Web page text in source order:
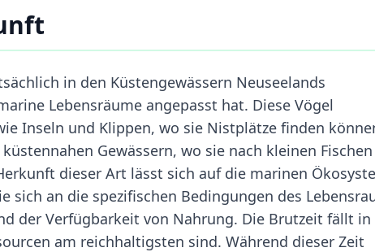
in den Küstengewässern Neuseelands
Lebensräume angepasst hat. Diese Vögel
Inseln und Klippen, wo sie Nistplätze finden
Gewässern, wo sie nach kleinen
dieser Art lässt sich auf die marinen
sich an die spezifischen Bedingungen des
der Verfügbarkeit von Nahrung. Die Brutzeit fällt in
am reichhaltigsten sind. Während dieser Zeit